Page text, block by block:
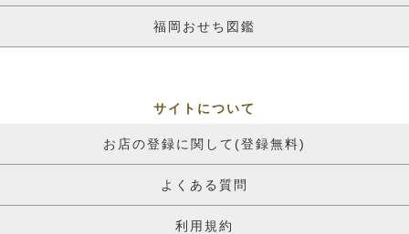
福岡おせち図鑑
サイトについて
お店の登録に関して(登録無料)
よくある質問
利用規約